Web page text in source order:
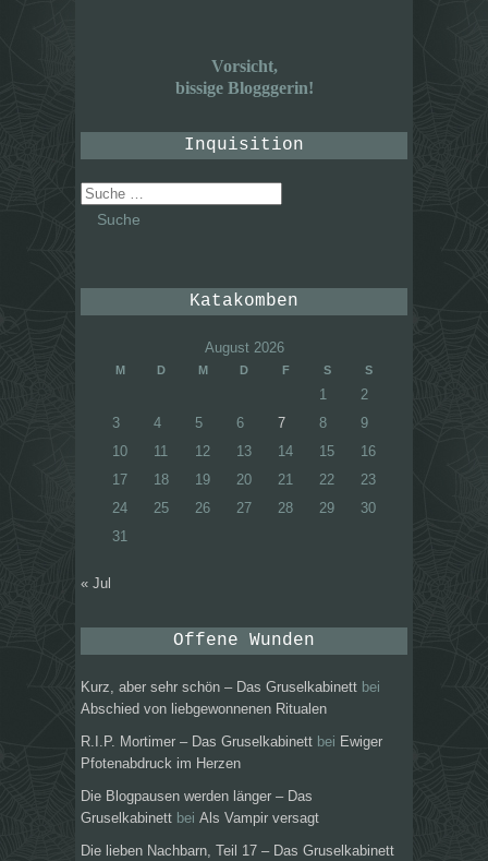
Vorsicht,
bissige Blogggerin!
Inquisition
Suche
nach:
Katakomben
August 2026
M D M D F S S
1
2
3
4 5 6 7 8
9
10
11 12 13 14 15
16
17
18 19 20 21 22
23
24
25 26 27 28 29
30
31
« Jul
Offene Wunden
Kurz, aber sehr schön – Das Gruselkabinett bei
Abschied von liebgewonnenen Ritualen
R.I.P. Mortimer – Das Gruselkabinett bei Ewiger
Pfotenabdruck im Herzen
Die Blogpausen werden länger – Das
Gruselkabinett bei Als Vampir versagt
Die lieben Nachbarn, Teil 17 – Das Gruselkabinett